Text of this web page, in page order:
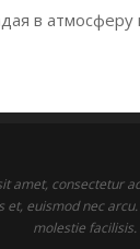
в атмосферу
amet, consectetur
et, euismod nec
molestie facilisis.